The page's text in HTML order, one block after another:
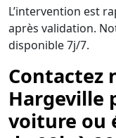
L’intervention est
après validation.
disponible 7j/7.
Contactez
Hargeville
voiture ou